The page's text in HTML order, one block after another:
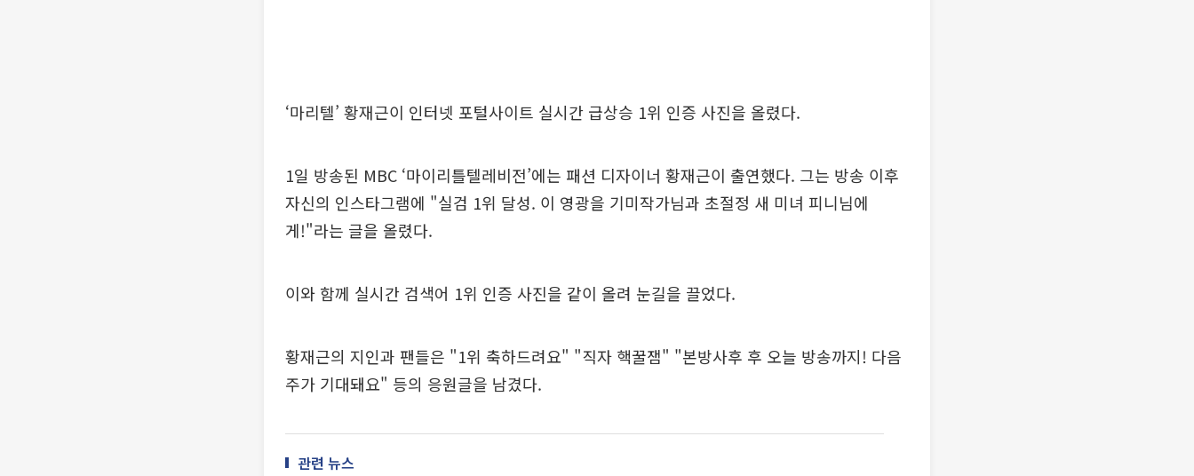
‘마리텔’ 황재근이 인터넷 포털사이트 실시간 급상승 1위 인증 사진을 올렸다.
1일 방송된 MBC ‘마이리틀텔레비전’에는 패션 디자이너 황재근이 출연했다. 그는 방송 이후
자신의 인스타그램에 "실검 1위 달성. 이 영광을 기미작가님과 초절정 새 미녀 피니님에
게!"라는 글을 올렸다.
이와 함께 실시간 검색어 1위 인증 사진을 같이 올려 눈길을 끌었다.
황재근의 지인과 팬들은 "1위 축하드려요" "직자 핵꿀잼" "본방사후 후 오늘 방송까지! 다음
주가 기대돼요" 등의 응원글을 남겼다.
관련 뉴스